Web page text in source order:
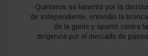
Quinteros se lamentó por la derrota
de Independiente, entendió la bronca
de la gente y apuntó contra la
dirigencia por el mercado de pases